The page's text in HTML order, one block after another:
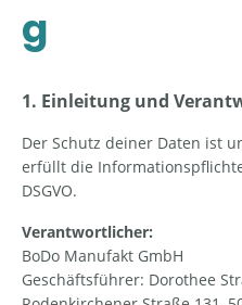
g
1. Einleitung und
Der Schutz deiner Daten ist
erfüllt die
DSGVO.
Verantwortlicher:
BoDo Manufakt GmbH
Geschäftsführer: Dorothee